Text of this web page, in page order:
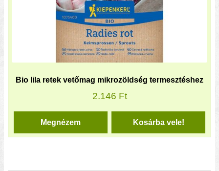
Bio lila retek vetőmag mikrozöldség termesztéshez
2.146 Ft
Kosárba vele!
Megnézem